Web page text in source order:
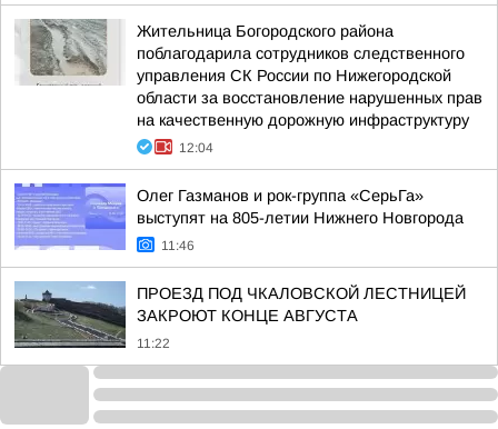
Жительница Богородского района
поблагодарила сотрудников следственного
управления СК России по Нижегородской
области за восстановление нарушенных прав
на качественную дорожную инфраструктуру
12:04
Олег Газманов и рок-группа «СерьГа»
выступят на 805-летии Нижнего Новгорода
11:46
ПРОЕЗД ПОД ЧКАЛОВСКОЙ ЛЕСТНИЦЕЙ
ЗАКРОЮТ КОНЦЕ АВГУСТА
11:22